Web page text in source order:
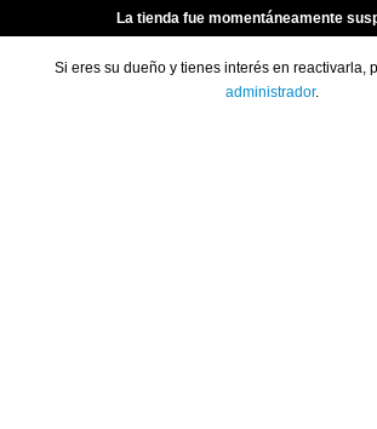
La tienda fue momentáneamente
Si eres su dueño y tienes interés en reactivarla,
administrador.